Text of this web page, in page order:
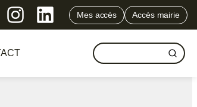
Mes accès Accès mairie